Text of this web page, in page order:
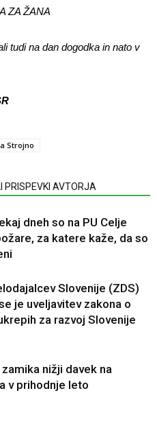
ZA ŽANA
tudi na dan dogodka in nato v
Strojno
PRISPEVKI AVTORJA
dneh so na PU Celje
za katere kaže, da so
Slovenije (ZDS)
je uveljavitev zakona o
za razvoj Slovenije
nižji davek na
v prihodnje leto